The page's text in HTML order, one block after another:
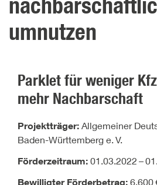
umnutzen
Parklet für weniger
mehr Nachbarschaft
Projektträger: Allgemeiner
Baden-Württemberg e. V.
Förderzeitraum: 01.03.2022 –
Bewilligter Förderbetrag: 6.600